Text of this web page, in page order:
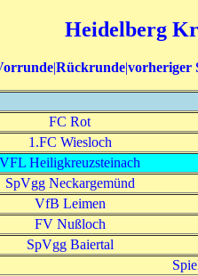
Heidelberg
|Rückrunde|vorheriger
FC Rot
1.FC Wiesloch
VFL Heiligkreuzsteinach
SpVgg Neckargemünd
VfB Leimen
FV Nußloch
SpVgg Baiertal